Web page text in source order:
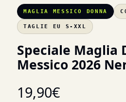
MAGLIA MESSICO DONNA
TAGLIE EU S-XXL
Speciale Maglia
Messico 2026
19,90€